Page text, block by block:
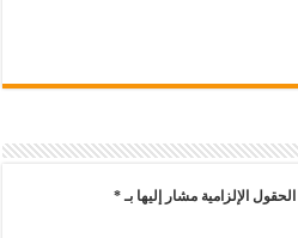
الحقول الإلزامية مشار إليها بـ*